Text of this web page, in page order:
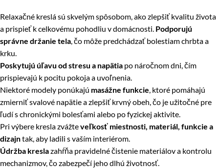
Relaxačné kreslá sú skvelým spôsobom, ako zlepšiť kvalitu života
a prispieť k celkovému pohodliu v domácnosti. Podporujú
správne držanie tela , čo môže predchádzať bolestiam chrbta a
krku.
Poskytujú úľavu od stresu a napätia po náročnom dni, čím
prispievajú k pocitu pokoja a uvoľnenia.
Niektoré modely ponúkajú masážne funkcie , ktoré pomáhajú
zmierniť svalové napätie a zlepšiť krvný obeh, čo je užitočné pre
ľudí s chronickými bolesťami alebo po fyzickej aktivite.
Pri výbere kresla zvážteveľkosť miestnosti, materiál, funkcie a
dizajntak, aby ladili s vaším interiérom.
Údržba kreslazahŕňa pravidelné čistenie materiálov a kontrolu
mechanizmov, čo zabezpečí jeho dlhú životnosť.